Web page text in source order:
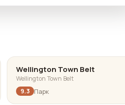
Wellington Town Belt
Wellington Town Belt
9.3 Парк